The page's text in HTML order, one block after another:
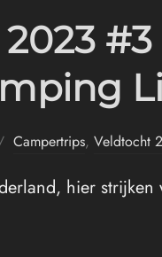
#3
Campertrips, Veldtocht
hier